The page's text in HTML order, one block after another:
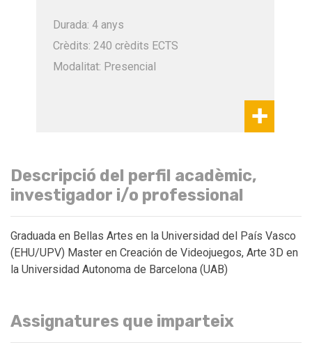
Durada: 4 anys
Crèdits: 240 crèdits ECTS
Modalitat: Presencial
Descripció del perfil acadèmic,
investigador i/o professional
Graduada en Bellas Artes en la Universidad del País Vasco
(EHU/UPV) Master en Creación de Videojuegos, Arte 3D en
la Universidad Autonoma de Barcelona (UAB)
Assignatures que imparteix